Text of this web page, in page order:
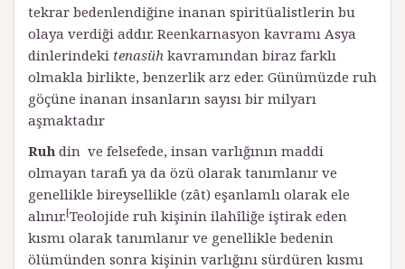
tekrar bedenlendiğine inanan spiritüalistlerin bu
olaya verdiği addır. Reenkarnasyon kavramı Asya
dinlerindeki tenasüh kavramından biraz farklı
olmakla birlikte, benzerlik arz eder. Günümüzde ruh
göçüne inanan insanların sayısı bir milyarı
aşmaktadır
Ruh din ve felsefede, insan varlığının maddi
olmayan tarafı ya da özü olarak tanımlanır ve
genellikle bireysellikle (zât) eşanlamlı olarak ele
alınır.[Teolojide ruh kişinin ilahîliğe iştirak eden
kısmı olarak tanımlanır ve genellikle bedenin
ölümünden sonra kişinin varlığını sürdüren kısmı